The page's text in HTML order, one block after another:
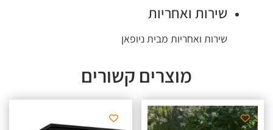
שירות ואחריות
שירות ואחריות מבית ניופאן
מוצרים קשורים